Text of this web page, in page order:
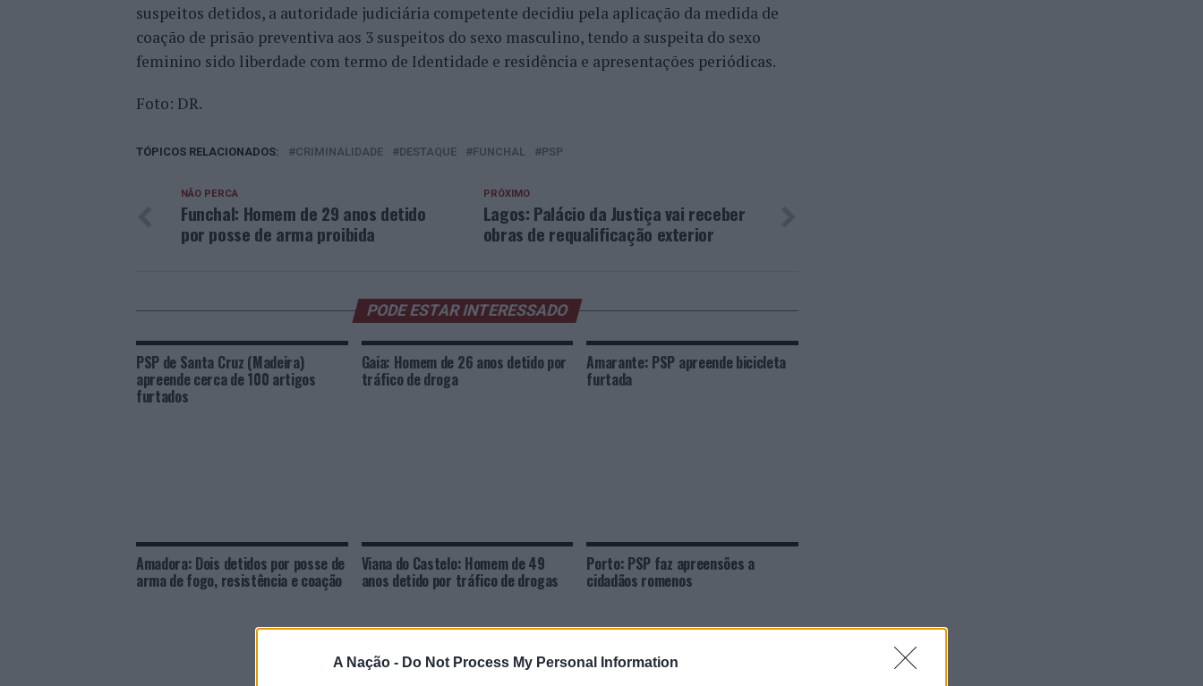
A Nação - Do Not Process My Personal Information
suspeitos detidos, a autoridade judiciária competente decidiu pela aplicação da medida de
coação de prisão preventiva aos 3 suspeitos do sexo masculino, tendo a suspeita do sexo
feminino sido liberdade com termo de Identidade e residência e apresentações periódicas.
Foto: DR.
TÓPICOS RELACIONADOS: CRIMINALIDADE DESTAQUE FUNCHAL PSP
PRÓXIMO
Lagos: Palácio da Justiça vai receber
obras de requalificação exterior
NÃO PERCA
Funchal: Homem de 29 anos detido
por posse de arma proibida
PODE ESTAR INTERESSADO
PSP de Santa Cruz (Madeira)
apreende cerca de 100 artigos
furtados
Gaia: Homem de 26 anos detido por
tráfico de droga
Amarante: PSP apreende bicicleta
furtada
Amadora: Dois detidos por posse de
arma de fogo, resistência e coação
Viana do Castelo: Homem de 49
anos detido por tráfico de drogas
Porto: PSP faz apreensões a
cidadãos romenos